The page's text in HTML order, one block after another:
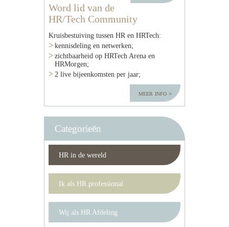
Word lid van de
HR/Tech Community
Kruisbestuiving tussen HR en HRTech:
kennisdeling en netwerken;
zichtbaarheid op HRTech Arena en
HRMorgen;
2 live bijeenkomsten per jaar;
meer info
Categorieën
HR in de wereld
Ik als HR professional
Wij als HR Afdeling